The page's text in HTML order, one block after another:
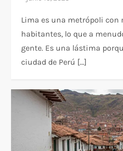
Lima es una metrópoli con
habitantes, lo que a
gente. Es una lástima
ciudad de Perú […]